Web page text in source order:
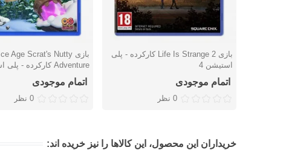
دوست داشتن
بازی Life Is Strange 2 کارکرده - پلی
استیشن 4
اتمام موجودی
0 نظر
دوست داشتن
بازی Ice Age Scrat's Nutty
Adventure کارکرده - پلی استیشن 4
اتمام موجودی
0 نظر
خریداران این محصول، این کالاها را نیز خریده اند: